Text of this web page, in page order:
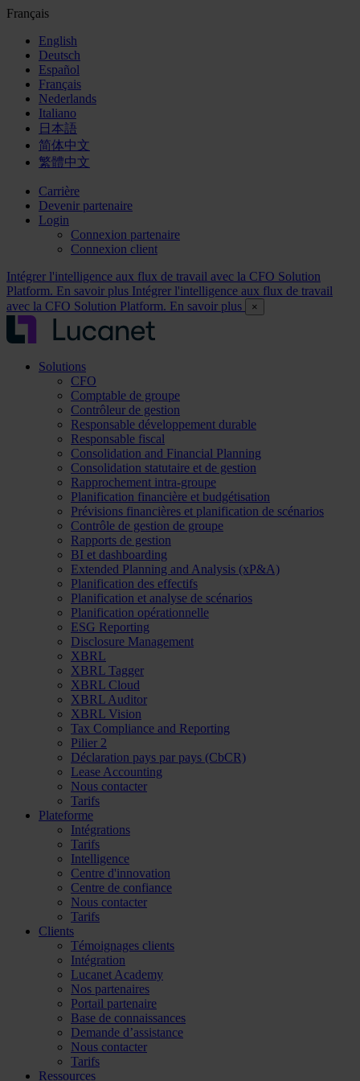
Français
English
Deutsch
Español
Français
Nederlands
Italiano
日本語
简体中文
繁體中文
Carrière
Devenir partenaire
Login
Connexion partenaire
Connexion client
Intégrer l'intelligence aux flux de travail avec la CFO Solution
Platform. En savoir plus Intégrer l'intelligence aux flux de travail
avec la CFO Solution Platform. En savoir plus
×
Solutions
CFO
Comptable de groupe
Contrôleur de gestion
Responsable développement durable
Responsable fiscal
Consolidation and Financial Planning
Consolidation statutaire et de gestion
Rapprochement intra-groupe
Planification financière et budgétisation
Prévisions financières et planification de scénarios
Contrôle de gestion de groupe
Rapports de gestion
BI et dashboarding
Extended Planning and Analysis (xP&A)
Planification des effectifs
Planification et analyse de scénarios
Planification opérationnelle
ESG Reporting
Disclosure Management
XBRL
XBRL Tagger
XBRL Cloud
XBRL Auditor
XBRL Vision
Tax Compliance and Reporting
Pilier 2
Déclaration pays par pays (CbCR)
Lease Accounting
Nous contacter
Tarifs
Plateforme
Intégrations
Tarifs
Intelligence
Centre d'innovation
Centre de confiance
Nous contacter
Tarifs
Clients
Témoignages clients
Intégration
Lucanet Academy
Nos partenaires
Portail partenaire
Base de connaissances
Demande d’assistance
Nous contacter
Tarifs
Ressources